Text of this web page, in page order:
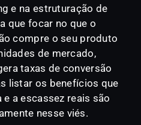
e na estruturação de
que focar no que o
compre o seu produto
de mercado,
taxas de conversão
listar os benefícios que
e a escassez reais são
nesse viés.